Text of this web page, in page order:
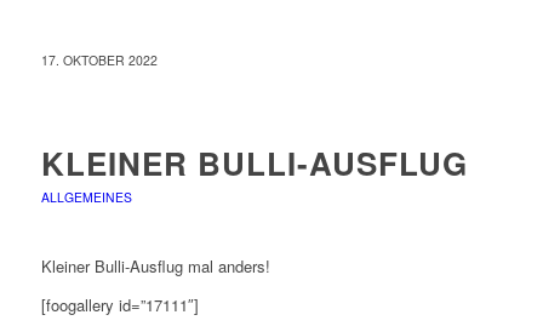
17. OKTOBER 2022
KLEINER BULLI-AUSFLUG
ALLGEMEINES
Kleiner Bulli-Ausflug mal anders!
[foogallery id=”17111″]